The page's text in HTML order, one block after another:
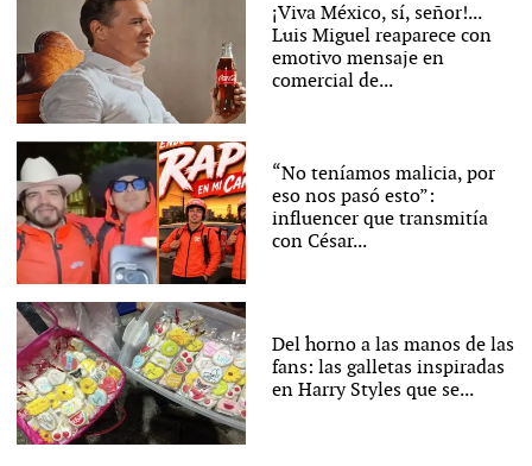
¡Viva México, sí, señor!...
Luis Miguel reaparece con
emotivo mensaje en
comercial de...
“No teníamos malicia, por
eso nos pasó esto”:
influencer que transmitía
con César...
Del horno a las manos de las
fans: las galletas inspiradas
en Harry Styles que se...